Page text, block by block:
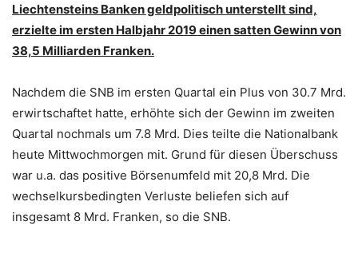
Liechtensteins Banken geldpolitisch unterstellt sind,
erzielte im ersten Halbjahr 2019 einen satten Gewinn von
38,5 Milliarden Franken.
Nachdem die SNB im ersten Quartal ein Plus von 30.7 Mrd.
erwirtschaftet hatte, erhöhte sich der Gewinn im zweiten
Quartal nochmals um 7.8 Mrd. Dies teilte die Nationalbank
heute Mittwochmorgen mit. Grund für diesen Überschuss
war u.a. das positive Börsenumfeld mit 20,8 Mrd. Die
wechselkursbedingten Verluste beliefen sich auf
insgesamt 8 Mrd. Franken, so die SNB.